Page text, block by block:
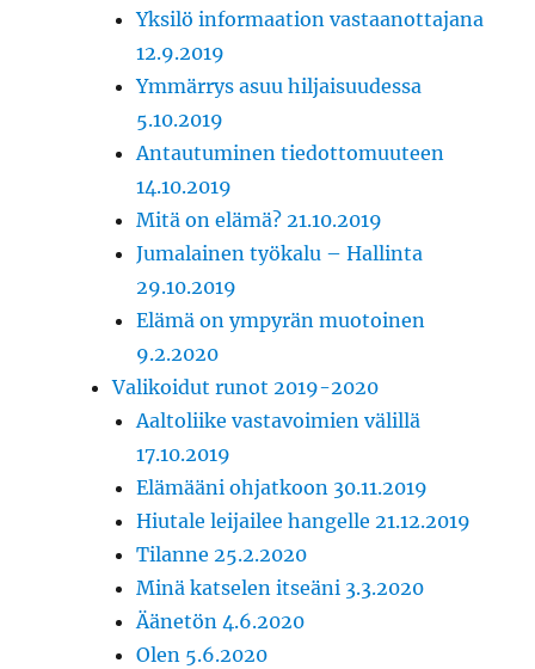
Yksilö informaation vastaanottajana
12.9.2019
Ymmärrys asuu hiljaisuudessa
5.10.2019
Antautuminen tiedottomuuteen
14.10.2019
Mitä on elämä? 21.10.2019
Jumalainen työkalu – Hallinta
29.10.2019
Elämä on ympyrän muotoinen
9.2.2020
Valikoidut runot 2019-2020
Aaltoliike vastavoimien välillä
17.10.2019
Elämääni ohjatkoon 30.11.2019
Hiutale leijailee hangelle 21.12.2019
Tilanne 25.2.2020
Minä katselen itseäni 3.3.2020
Äänetön 4.6.2020
Olen 5.6.2020